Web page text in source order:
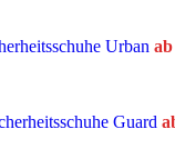
Urban ab
Guard